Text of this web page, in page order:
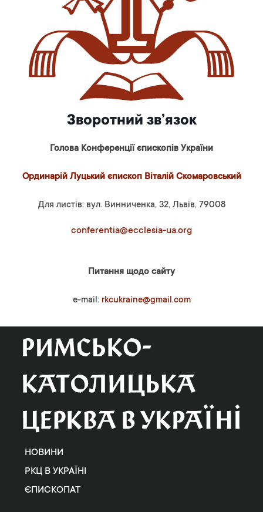
Зворотний зв’язок
Голова Конференції єпископів України
Ординарій Луцький єпископ Віталій Скомаровський
Для листів: вул. Винниченка, 32, Львів, 79008
conferentia@ecclesia-ua.org
Питання щодо сайту
e-mail: rkcukraine@gmail.com
НОВИНИ
РКЦ В УКРАЇНІ
ЄПИСКОПАТ